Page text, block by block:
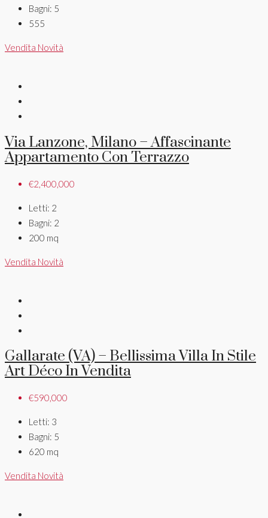
Bagni: 5
555
Vendita Novità
Via Lanzone, Milano – Affascinante
Appartamento Con Terrazzo
€2,400,000
Letti: 2
Bagni: 2
200 mq
Vendita Novità
Gallarate (VA) – Bellissima Villa In Stile
Art Déco In Vendita
€590,000
Letti: 3
Bagni: 5
620 mq
Vendita Novità